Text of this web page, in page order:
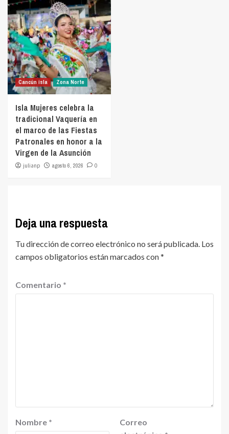
Cancún isla Zona Norte
Isla Mujeres celebra la
tradicional Vaquería en
el marco de las Fiestas
Patronales en honor a la
Virgen de la Asunción
julianp agosto 6, 2026 0
Deja una respuesta
Tu dirección de correo electrónico no será publicada. Los
campos obligatorios están marcados con*
Comentario *
Nombre *
Correo